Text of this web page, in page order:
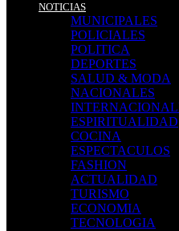
NOTICIAS
MUNICIPALES
POLICIALES
POLITICA
DEPORTES
SALUD & MODA
NACIONALES
ESPIRITUALIDAD
COCINA
ESPECTACULOS
FASHION
ACTUALIDAD
TURISMO
ECONOMIA
TECNOLOGIA